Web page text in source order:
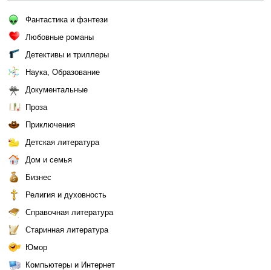
Фантастика и фэнтези
Любовные романы
Детективы и триллеры
Наука, Образование
Документальные
Проза
Приключения
Детская литература
Дом и семья
Бизнес
Религия и духовность
Справочная литература
Старинная литература
Юмор
Компьютеры и Интернет